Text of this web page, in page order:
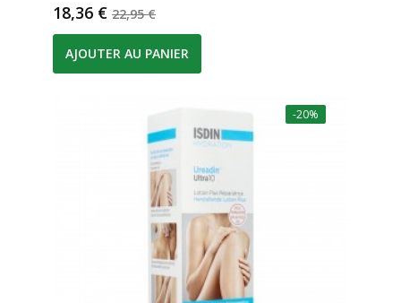
Prix
18,36 € Prix de base
22,95 €
AJOUTER AU PANIER
-20%